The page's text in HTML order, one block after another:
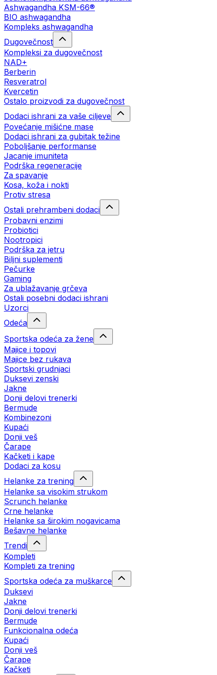
Ashwagandha KSM-66®
BIO ashwagandha
Kompleks ashwagandha
Dugovečnost
Kompleksi za dugovečnost
NAD+
Berberin
Resveratrol
Kvercetin
Ostalo proizvodi za dugovečnost
Dodaci ishrani za vaše ciljeve
Povećanje mišićne mase
Dodaci ishrani za gubitak težine
Poboljšanje performanse
Jacanje imuniteta
Podrška regeneracije
Za spavanje
Kosa, koža i nokti
Protiv stresa
Ostali prehrambeni dodaci
Probavni enzimi
Probiotici
Nootropici
Podrška za jetru
Biljni suplementi
Pečurke
Gaming
Za ublažavanje grčeva
Ostali posebni dodaci ishrani
Uzorci
Odeća
Sportska odeća za žene
Majice i topovi
Majice bez rukava
Sportski grudnjaci
Duksevi zenski
Jakne
Donji delovi trenerki
Bermude
Kombinezoni
Kupaći
Donji veš
Čarape
Kačketi i kape
Dodaci za kosu
Helanke za trening
Helanke sa visokim strukom
Scrunch helanke
Crne helanke
Helanke sa širokim nogavicama
Bešavne helanke
Trendi
Kompleti
Kompleti za trening
Sportska odeća za muškarce
Duksevi
Jakne
Donji delovi trenerki
Bermude
Funkcionalna odeća
Kupaći
Donji veš
Čarape
Kačketi